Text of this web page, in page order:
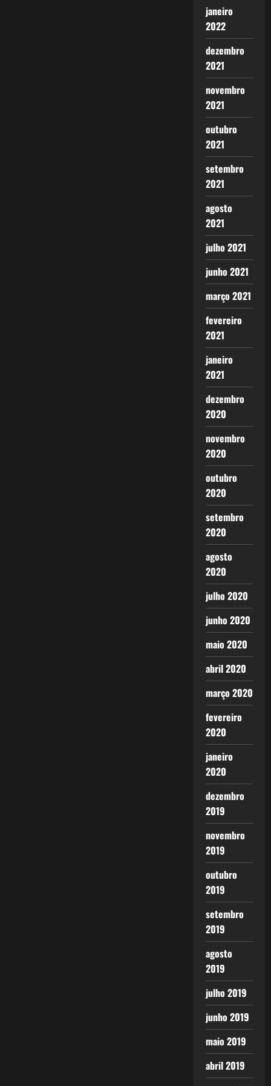
janeiro
2022
dezembro
2021
novembro
2021
outubro
2021
setembro
2021
agosto
2021
julho 2021
junho 2021
março 2021
fevereiro
2021
janeiro
2021
dezembro
2020
novembro
2020
outubro
2020
setembro
2020
agosto
2020
julho 2020
junho 2020
maio 2020
abril 2020
março 2020
fevereiro
2020
janeiro
2020
dezembro
2019
novembro
2019
outubro
2019
setembro
2019
agosto
2019
julho 2019
junho 2019
maio 2019
abril 2019